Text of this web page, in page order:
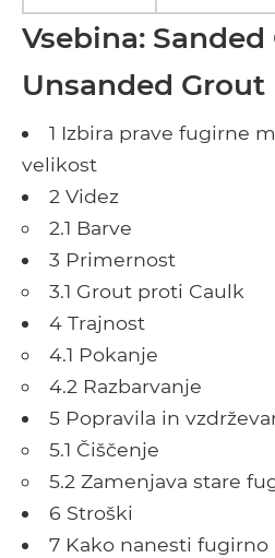
Vsebina: Sanded
Unsanded Grout
1 Izbira prave fugirne
velikost
2 Videz
2.1 Barve
3 Primernost
3.1 Grout proti Caulk
4 Trajnost
4.1 Pokanje
4.2 Razbarvanje
5 Popravila in
5.1 Čiščenje
5.2 Zamenjava stare
6 Stroški
7 Kako nanesti fugirno